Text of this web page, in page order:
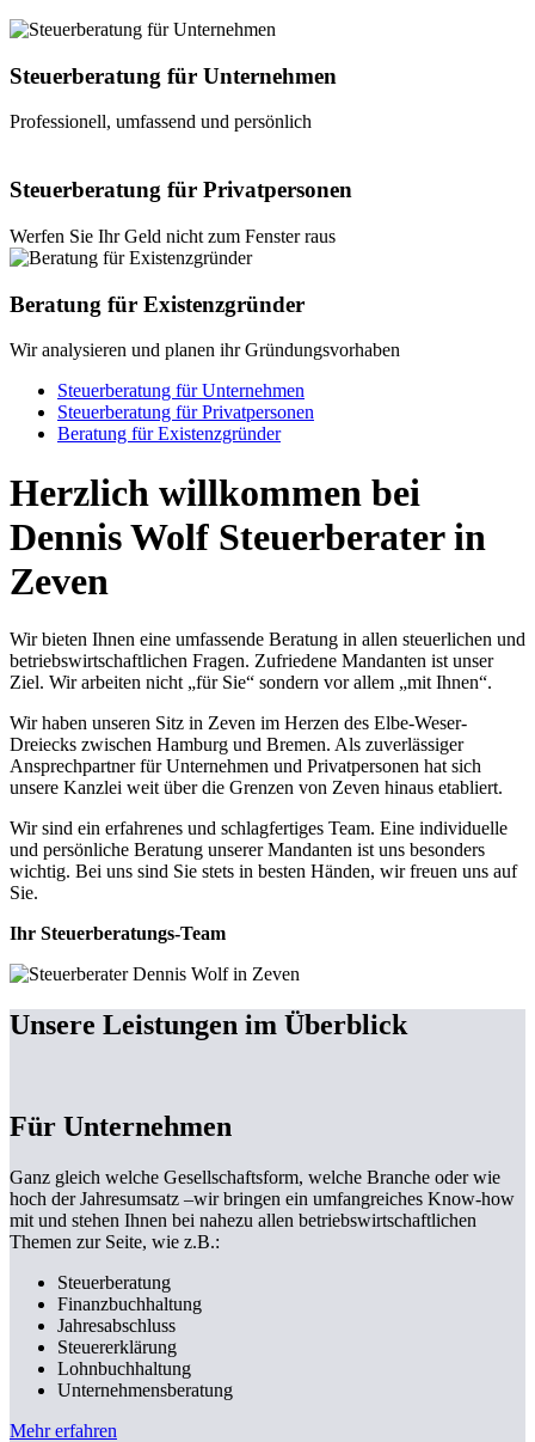
Steuerberatung für Unternehmen
Professionell, umfassend und persönlich
Steuerberatung für Privatpersonen
Werfen Sie Ihr Geld nicht zum Fenster raus
Beratung für Existenzgründer
Wir analysieren und planen ihr Gründungsvorhaben
Steuerberatung für Unternehmen
Steuerberatung für Privatpersonen
Beratung für Existenzgründer
Herzlich willkommen bei
Dennis Wolf Steuerberater in
Zeven
Wir bieten Ihnen eine umfassende Beratung in allen steuerlichen und
betriebswirtschaftlichen Fragen. Zufriedene Mandanten ist unser
Ziel. Wir arbeiten nicht „für Sie“ sondern vor allem „mit Ihnen“.
Wir haben unseren Sitz in Zeven im Herzen des Elbe-Weser-
Dreiecks zwischen Hamburg und Bremen. Als zuverlässiger
Ansprechpartner für Unternehmen und Privatpersonen hat sich
unsere Kanzlei weit über die Grenzen von Zeven hinaus etabliert.
Wir sind ein erfahrenes und schlagfertiges Team. Eine individuelle
und persönliche Beratung unserer Mandanten ist uns besonders
wichtig. Bei uns sind Sie stets in besten Händen, wir freuen uns auf
Sie.
Ihr Steuerberatungs-Team
Unsere Leistungen im Überblick
Für Unternehmen
Ganz gleich welche Gesellschaftsform, welche Branche oder wie
hoch der Jahresumsatz –wir bringen ein umfangreiches Know-how
mit und stehen Ihnen bei nahezu allen betriebswirtschaftlichen
Themen zur Seite, wie z.B.:
Steuerberatung
Finanzbuchhaltung
Jahresabschluss
Steuererklärung
Lohnbuchhaltung
Unternehmensberatung
Mehr erfahren